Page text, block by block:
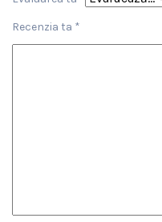
Recenzia ta *